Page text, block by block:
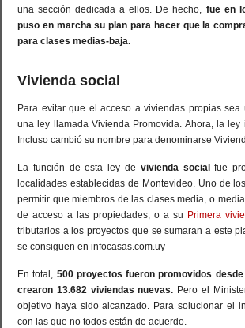
una sección dedicada a ellos. De hecho, fue en
puso en marcha su plan para hacer que la
para clases medias-baja.
Vivienda social
Para evitar que el acceso a viviendas propias
una ley llamada Vivienda Promovida. Ahora, la ley
Incluso cambió su nombre para denominarse
La función de esta ley de vivienda socialfue
localidades establecidas de Montevideo. Uno de
permitir que miembros de las clases media, o
de acceso a las propiedades, o a su Primera
tributarios a los proyectos que se sumaran a este
se consiguen en infocasas.com.uy
En total, 500 proyectos fueron promovidos
crearon 13.682 viviendas nuevas. Pero el
objetivo haya sido alcanzado. Para solucionar el
con las que no todos están de acuerdo.